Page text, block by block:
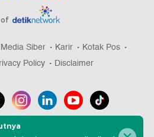
of
Siber Karir
Kotak Pos
Policy Disclaimer
aplikasi detikcom